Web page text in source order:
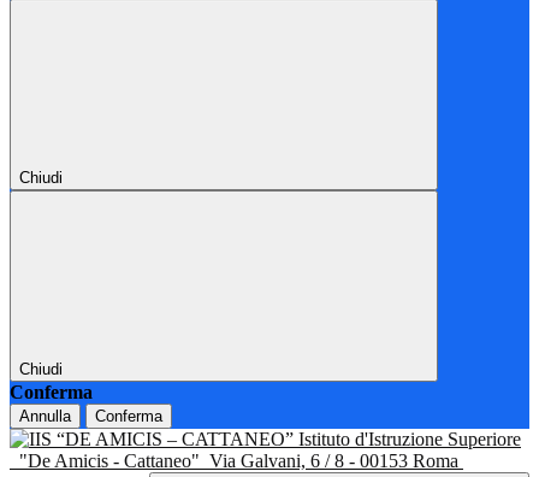
Chiudi
Chiudi
Conferma
Annulla Conferma
Istituto d'Istruzione Superiore
"De Amicis - Cattaneo" Via Galvani, 6 / 8 - 00153 Roma